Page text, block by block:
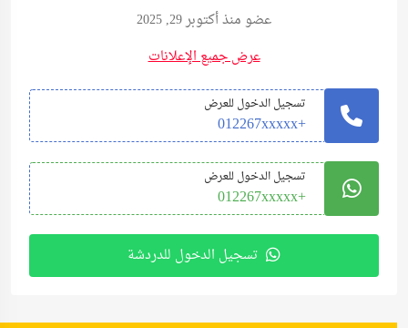
عضو منذ أكتوبر 29, 2025
عرض جميع الإعلانات
تسجيل الدخول للعرض
+012267xxxxx
تسجيل الدخول للعرض
+012267xxxxx
تسجيل الدخول للدردشة